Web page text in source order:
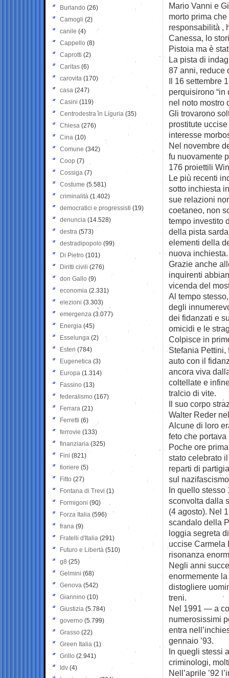
Mario Vanni e
morto prima
responsabilità ,
Canessa, lo
Pistoia ma è
La pista di
87 anni, reduce
Il 16 settembre
perquisirono
nel noto mostro
Gli trovarono
prostitute
interesse
Nel novembre
fu nuovamente
176 proiettili
Le più recenti
sotto inchiesta
sue relazioni
coetaneo, non
tempo investito
della pista
elementi della
nuova inchiesta.
Grazie anche
inquirenti
vicenda del
Al tempo
degli
dei fidanzati e
omicidi e le
Colpisce in
Stefania
auto con il
ancora viva
coltellate e
tralcio di vite.
Il suo corpo
Walter Reder
Alcune di loro
feto che portava
Poche ore
stato celebrato
reparti di
sul
In quello stesso
sconvolta dalla
(4 agosto). Nel
scandalo della
loggia segreta
uccise Carmela
risonanza
Negli anni
enormemente
distogliere
treni.
Nel 1991 — a
numerosissimi
entra
gennaio ’93.
In quegli stessi
criminologi,
Nell’aprile ’92
Burlando (26)
Camogli (2)
canile (4)
Cappello (8)
Caprotti (2)
Caritas (6)
carovita (170)
casa (247)
Casini (119)
Centrodestra in Liguria (35)
Chiesa (276)
Cina (10)
Comune (342)
Coop (7)
Cossiga (7)
Costume (5.581)
criminalità (1.402)
democratici e progressisti (19)
denuncia (14.528)
destra (573)
destradipopolo (99)
Di Pietro (101)
Diritti civili (276)
don Gallo (9)
economia (2.331)
elezioni (3.303)
emergenza (3.077)
Energia (45)
Esselunga (2)
Esteri (784)
Eugenetica (3)
Europa (1.314)
Fassino (13)
federalismo (167)
Ferrara (21)
Ferretti (6)
ferrovie (133)
finanziaria (325)
Fini (821)
fioriere (5)
Fitto (27)
Fontana di Trevi (1)
Formigoni (90)
Forza Italia (596)
frana (9)
Fratelli d'Italia (291)
Futuro e Libertà (510)
g8 (25)
Gelmini (68)
Genova (542)
Giannino (10)
Giustizia (5.784)
governo (5.799)
Grasso (22)
Green Italia (1)
Grillo (2.941)
Idv (4)